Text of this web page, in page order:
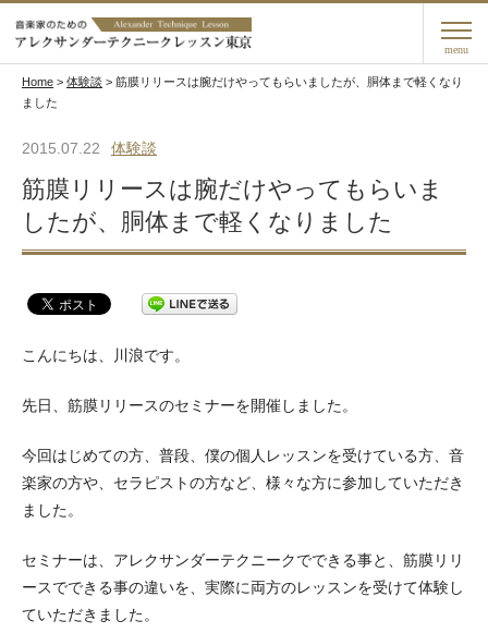
menu
Home > 体験談 > 筋膜リリースは腕だけやってもらいましたが、胴体まで軽くなり
ました
2015.07.22 体験談
筋膜リリースは腕だけやってもらいま
したが、胴体まで軽くなりました
こんにちは、川浪です。
先日、筋膜リリースのセミナーを開催しました。
今回はじめての方、普段、僕の個人レッスンを受けている方、音
楽家の方や、セラピストの方など、様々な方に参加していただき
ました。
セミナーは、アレクサンダーテクニークでできる事と、筋膜リリ
ースでできる事の違いを、実際に両方のレッスンを受けて体験し
ていただきました。